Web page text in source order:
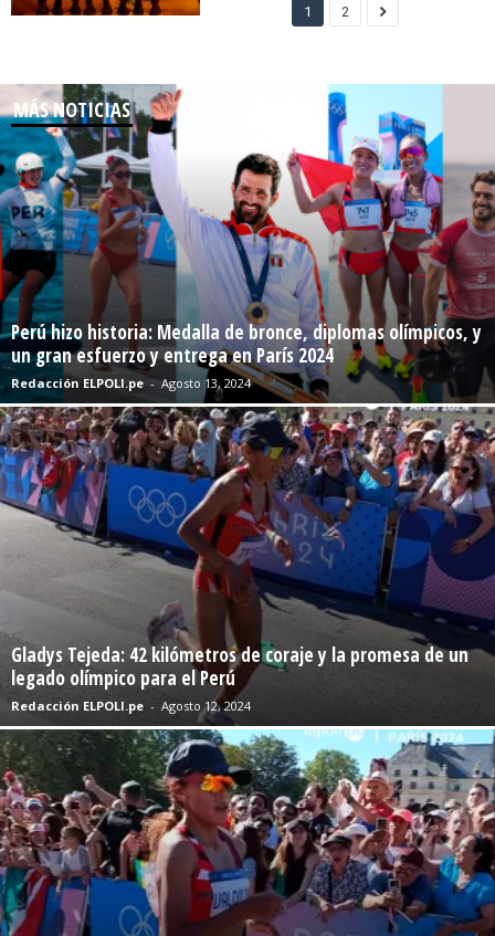
1 2
MÁS NOTICIAS
Perú hizo historia: Medalla de bronce, diplomas olímpicos, y
un gran esfuerzo y entrega en París 2024
Redacción ELPOLI.pe - Agosto 13, 2024
Gladys Tejeda: 42 kilómetros de coraje y la promesa de un
legado olímpico para el Perú
Redacción ELPOLI.pe - Agosto 12, 2024